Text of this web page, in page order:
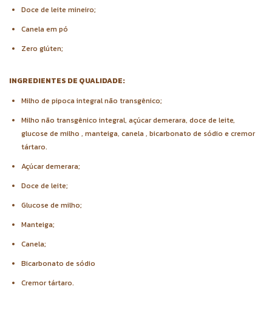
Doce de leite mineiro;
Canela em pó
Zero glúten;
INGREDIENTES DE QUALIDADE:
Milho de pipoca integral não transgênico;
Milho não transgênico integral, açúcar demerara, doce de leite,
glucose de milho , manteiga, canela , bicarbonato de sódio e cremor
tártaro.
Açúcar demerara;
Doce de leite;
Glucose de milho;
Manteiga;
Canela;
Bicarbonato de sódio
Cremor tártaro.